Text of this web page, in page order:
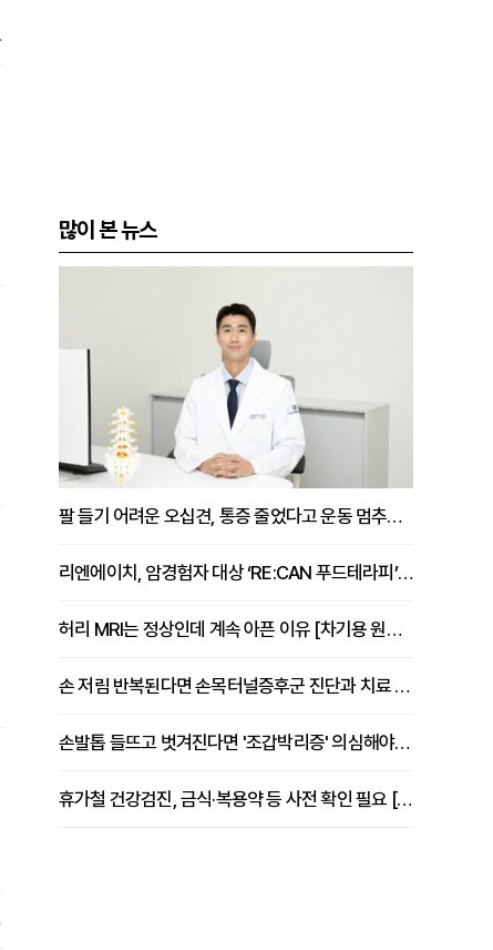
많이 본 뉴스
팔 들기 어려운 오십견, 통증 줄었다고 운동 멈추면 안 되는 이유 [이병욱 원장 칼럼]
리엔에이치, 암경험자 대상 ‘RE:CAN 푸드테라피’ 운영
허리 MRI는 정상인데 계속 아픈 이유 [차기용 원장 칼럼]
손 저림 반복된다면 손목터널증후군 진단과 치료 시기 살펴야 [김동현 원장 칼럼]
손발톱 들뜨고 벗겨진다면 '조갑박리증' 의심해야 [김철윤 원장 칼럼]
휴가철 건강검진, 금식·복용약 등 사전 확인 필요 [정도감 원장 칼럼]